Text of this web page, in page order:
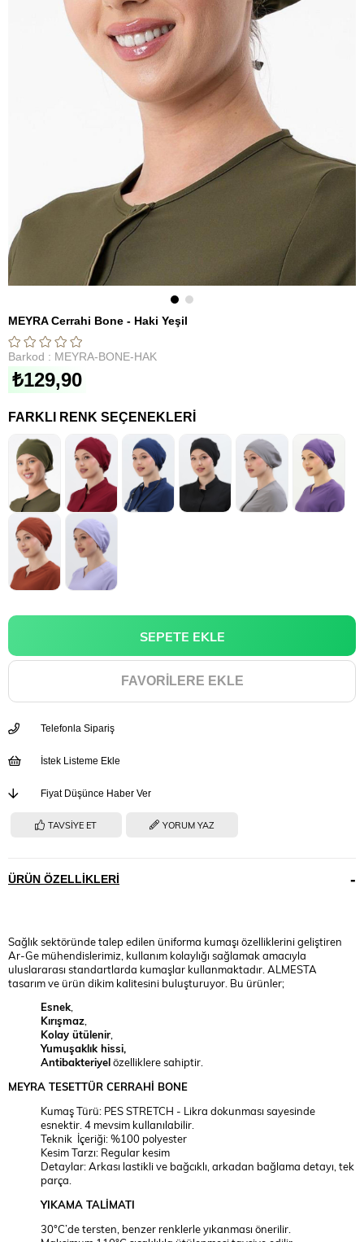
MEYRA Cerrahi Bone - Haki Yeşil
Barkod : MEYRA-BONE-HAK
₺129,90
FARKLI RENK SEÇENEKLERI
FAVORILERE EKLE
Telefonla Sipariş
İstek Listeme Ekle
Fiyat Düşünce Haber Ver
TAVSIYE ET YORUM YAZ
ÜRÜN ÖZELLIKLERI
Sağlık sektöründe talep edilen üniforma kumaşı özelliklerini geliştiren
Ar-Ge mühendislerimiz, kullanım kolaylığı sağlamak amacıyla
uluslararası standartlarda kumaşlar kullanmaktadır. ALMESTA
tasarım ve ürün dikim kalitesini buluşturuyor. Bu ürünler;
Esnek
Kırışmaz
Kolay ütülenir
Yumuşaklık hissi,
Antibakteriyelözelliklere sahiptir.
MEYRA TESETTÜR CERRAHİ BONE
Kumaş Türü: PES STRETCH - Likra dokunması sayesinde
esnektir. 4 mevsim kullanılabilir.
Teknik İçeriği: %100 polyester
Kesim Tarzı: Regular kesim
Detaylar: Arkası lastikli ve bağcıklı, arkadan bağlama detayı, tek
parça.
YIKAMA TALİMATI
30°C’de tersten, benzer renklerle yıkanması önerilir.